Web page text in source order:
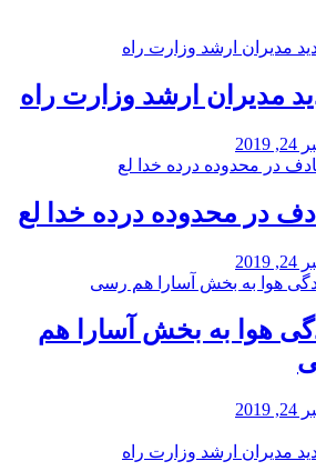
مدیران ارشد وزارت راه
در محدوده درده خدا لع
هوا به بخش آسارا هم